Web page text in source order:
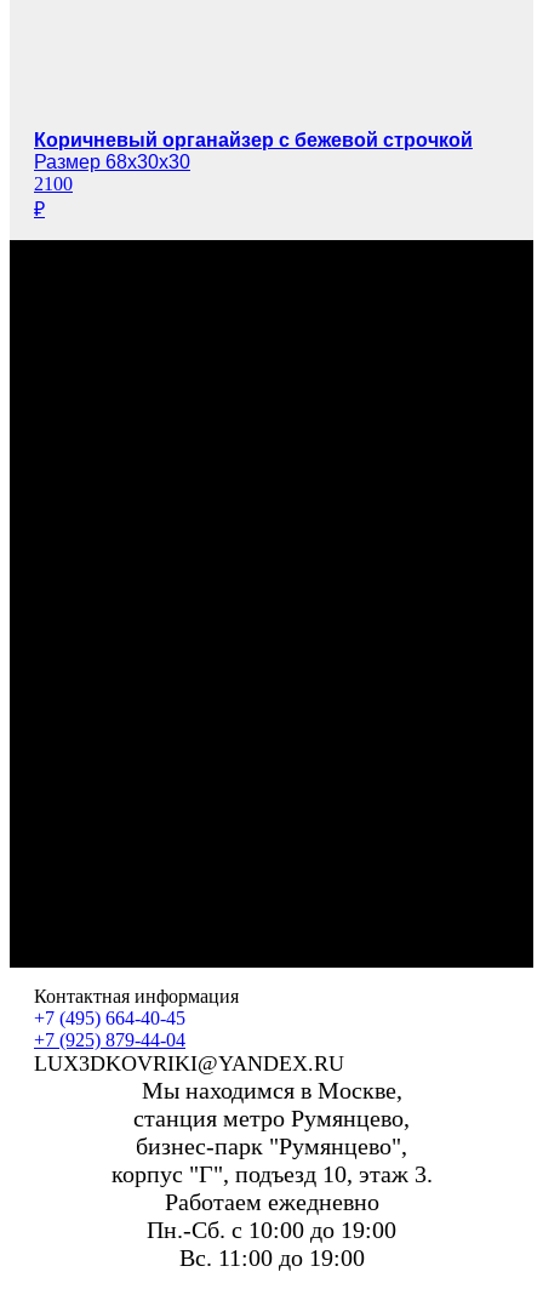
Коричневый органайзер с бежевой строчкой
Размер 68х30х30
2100
₽
Контактная информация
+7 (495) 664-40-45
+7 (925) 879-44-04
LUX3DKOVRIKI@YANDEX.RU
Мы находимся в Москве,
станция метро Румянцево,
бизнес-парк "Румянцево",
корпус "Г", подъезд 10, этаж 3.
Работаем ежедневно
Пн.-Сб. с 10:00 до 19:00
Вс. 11:00 до 19:00